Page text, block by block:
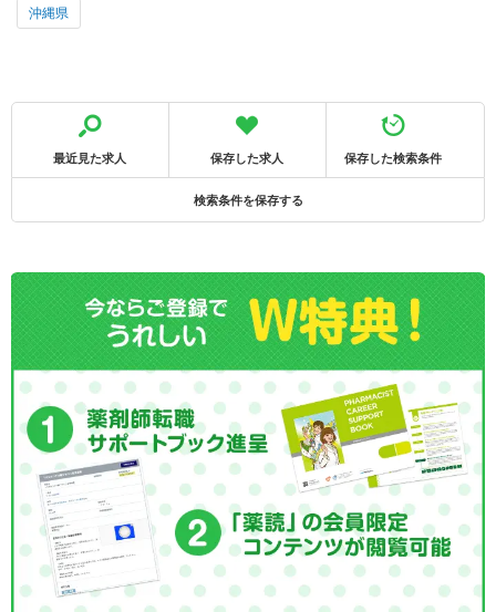
沖縄県
最近見た求人 保存した求人 保存した検索条件
検索条件を保存する